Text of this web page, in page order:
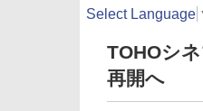
Select Language
TOHOシ
再開へ